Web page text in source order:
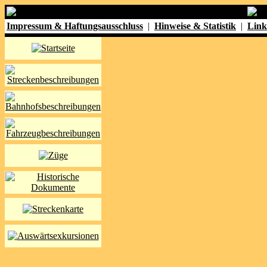
Impressum & Haftungsausschluss | Hinweise & Statistik |